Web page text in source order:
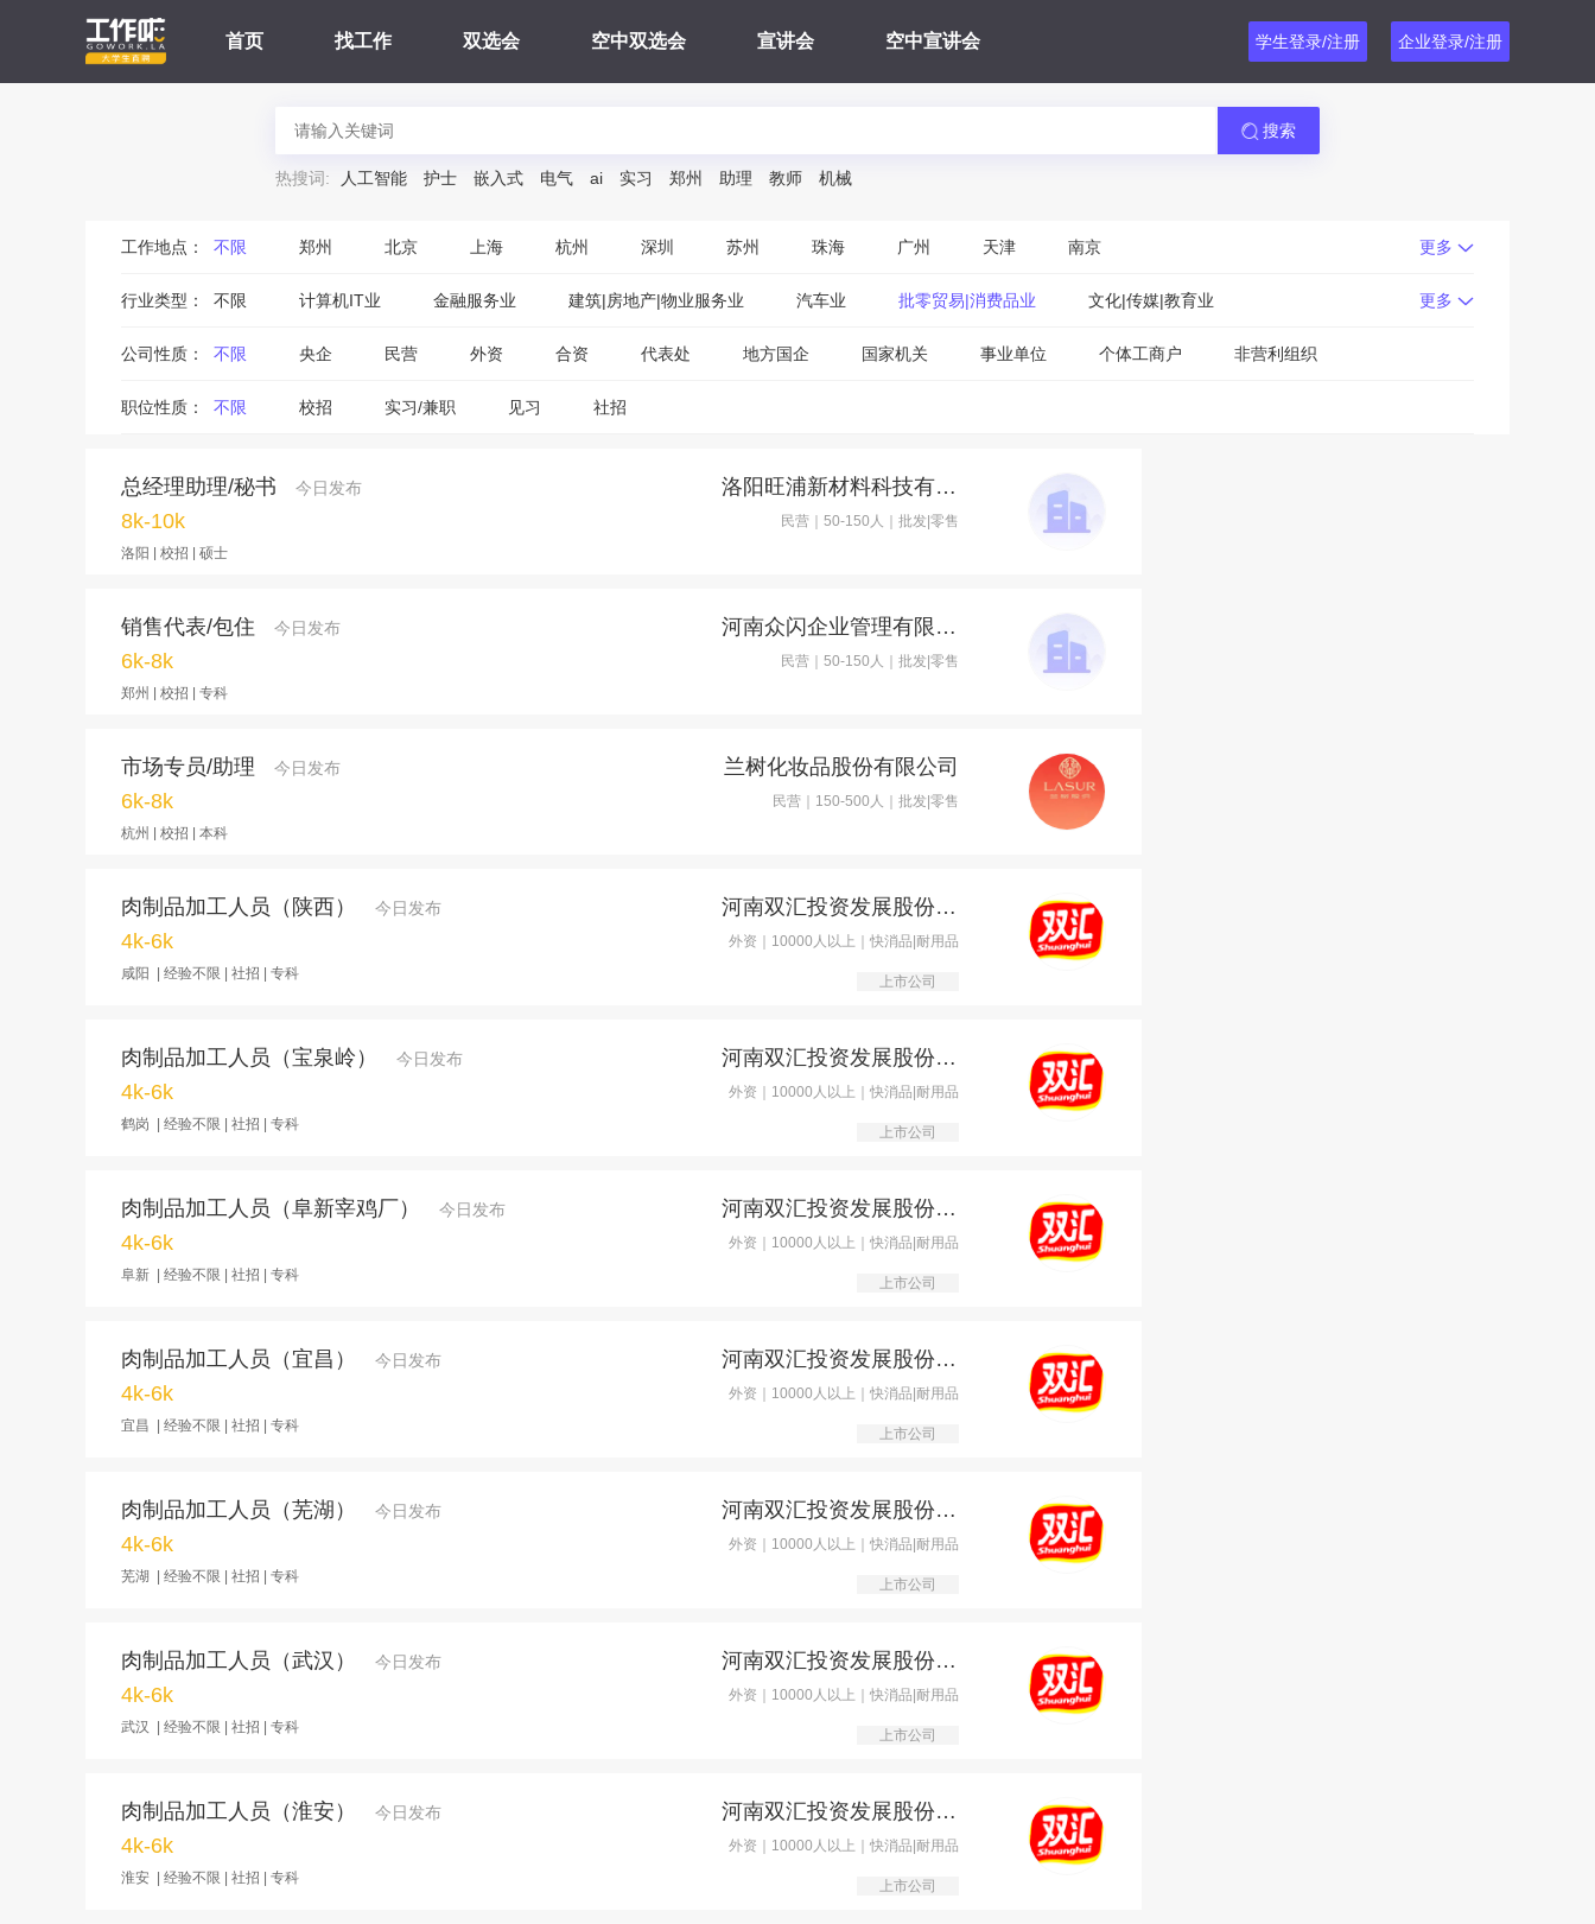
首页 找工作 双选会 空中双选会 宣讲会 空中宣讲会 学生登录/注册 企业登录/注册
搜索
热搜词: 人工智能 护士 嵌入式 电气 ai 实习 郑州 助理 教师 机械
工作地点： 不限 郑州 北京 上海 杭州 深圳 苏州 珠海 广州 天津 南京 更多
行业类型： 不限 计算机IT业 金融服务业 建筑|房地产|物业服务业 汽车业 批零贸易|消费品业 文化|传媒|教育业 更多
公司性质： 不限 央企 民营 外资 合资 代表处 地方国企 国家机关 事业单位 个体工商户 非营利组织
职位性质： 不限 校招 实习/兼职 见习 社招
总经理助理/秘书 今日发布
洛阳旺浦新材料科技有限公司
8k-10k
民营｜50-150人｜批发|零售
洛阳 | 校招 | 硕士
销售代表/包住 今日发布
河南众闪企业管理有限公司
6k-8k
民营｜50-150人｜批发|零售
郑州 | 校招 | 专科
市场专员/助理 今日发布
兰树化妆品股份有限公司
6k-8k
民营｜150-500人｜批发|零售
杭州 | 校招 | 本科
肉制品加工人员（陕西） 今日发布
河南双汇投资发展股份有限公司
4k-6k
外资｜10000人以上｜快消品|耐用品
咸阳 | 经验不限 | 社招 | 专科
上市公司
肉制品加工人员（宝泉岭） 今日发布
河南双汇投资发展股份有限公司
4k-6k
外资｜10000人以上｜快消品|耐用品
鹤岗 | 经验不限 | 社招 | 专科
上市公司
肉制品加工人员（阜新宰鸡厂） 今日发布
河南双汇投资发展股份有限公司
4k-6k
外资｜10000人以上｜快消品|耐用品
阜新 | 经验不限 | 社招 | 专科
上市公司
肉制品加工人员（宜昌） 今日发布
河南双汇投资发展股份有限公司
4k-6k
外资｜10000人以上｜快消品|耐用品
宜昌 | 经验不限 | 社招 | 专科
上市公司
肉制品加工人员（芜湖） 今日发布
河南双汇投资发展股份有限公司
4k-6k
外资｜10000人以上｜快消品|耐用品
芜湖 | 经验不限 | 社招 | 专科
上市公司
肉制品加工人员（武汉） 今日发布
河南双汇投资发展股份有限公司
4k-6k
外资｜10000人以上｜快消品|耐用品
武汉 | 经验不限 | 社招 | 专科
上市公司
肉制品加工人员（淮安） 今日发布
河南双汇投资发展股份有限公司
4k-6k
外资｜10000人以上｜快消品|耐用品
淮安 | 经验不限 | 社招 | 专科
上市公司